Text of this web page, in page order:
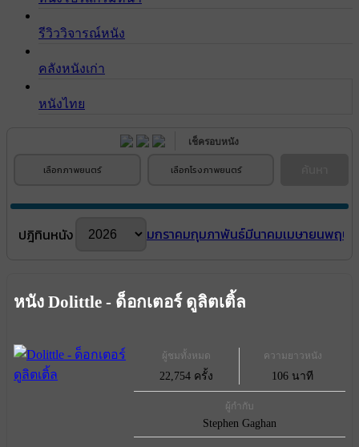
รีวิววิจารณ์หนัง
คลังหนังเก่า
หนังไทย
เช็ครอบหนัง
เลือกภาพยนตร์ เลือกโรงภาพยนตร์
ปฎิทินหนัง มกราคมกุมภาพันธ์มีนาคมเมษายนพฤษ
ผู้ชมทั้งหมด
22,754 ครั้ง
ความยาวหนัง
106 นาที
ผู้กำกับ
Stephen Gaghan
หนัง Dolittle - ด็อกเตอร์ ดูลิตเติ้ล